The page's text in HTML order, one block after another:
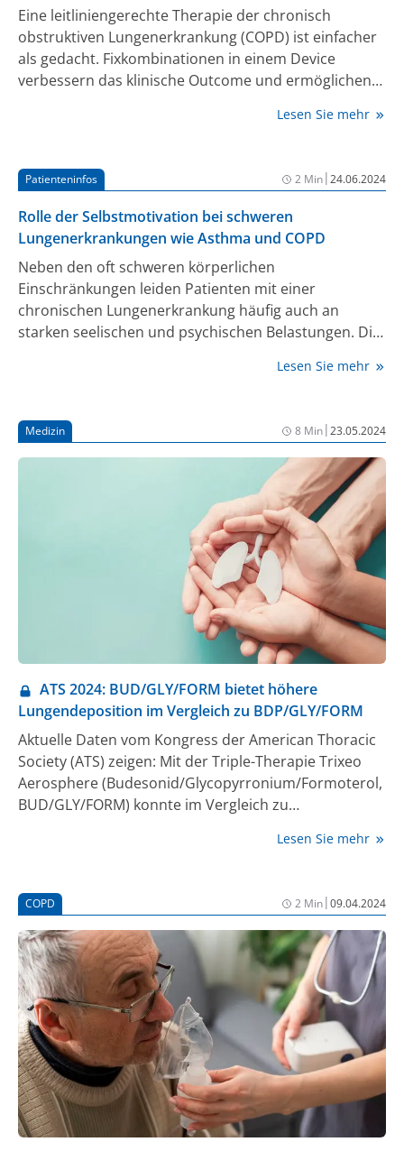
Eine leitliniengerechte Therapie der chronisch
obstruktiven Lungenerkrankung (COPD) ist einfacher
als gedacht. Fixkombinationen in einem Device
verbessern das klinische Outcome und ermöglichen
Patient:innen eine effektive Behandlung. So gehört
Lesen Sie mehr
Patienteninfos 2 Min|24.06.2024
Rolle der Selbstmotivation bei schweren
Lungenerkrankungen wie Asthma und COPD
Neben den oft schweren körperlichen
Einschränkungen leiden Patienten mit einer
chronischen Lungenerkrankung häufig auch an
starken seelischen und psychischen Belastungen. Die
Krankheit oder vor sozialer Ausgrenzung kann auf
ziehen. Ein Teil der Therapie kann daher auch die
Behandlung psychischer Belastungen sein sowie das
Erlernen von Ansätzen, sich in schwierigen Zeiten
Lesen Sie mehr
Medizin 8 Min|23.05.2024
ATS 2024: BUD/GLY/FORM bietet höhere
Lungendeposition im Vergleich zu BDP/GLY/FORM
Aktuelle Daten vom Kongress der American Thoracic
Society (ATS) zeigen: Mit der Triple-Therapie Trixeo
Aerosphere (Budesonid/Glycopyrronium/Formoterol,
BUD/GLY/FORM) konnte im Vergleich zu
(FF/UMEC/VI) eine höhere Deposition in der gesamten
Lunge und den großen Atemwegen erreicht werden.
Auch die Lungendeposition des inhalativen
Corticosteroides (ICS) in den kleinen Atemwegen war
im Rahmen der Studie unter BUD/GLY/FORM am
höchsten (1). Diese Daten untermauern die
einzigartige Evidenz zur Wirksamkeit der Triple-
Therapie BUD/GLY/FORM. So hatte die ETHOS-Studie
erstmalig für ein Dosieraerosol gezeigt, dass
BUD/GLY/FORM das hohe Gesamtmortalitätsrisiko
von Patient:innen mit COPD senken konnte (2).#
Aufgrund der hohen Gesamtmortalität bei COPD ist
Lesen Sie mehr
COPD 2 Min|09.04.2024